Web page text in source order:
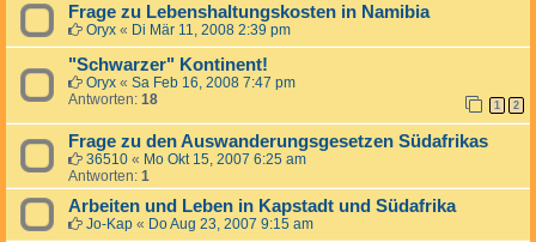
Frage zu Lebenshaltungskosten in Namibia
Oryx « Di Mär 11, 2008 2:39 pm
"Schwarzer" Kontinent!
Oryx « Sa Feb 16, 2008 7:47 pm
Antworten: 18 1 2
Frage zu den Auswanderungsgesetzen Südafrikas
36510 « Mo Okt 15, 2007 6:25 am
Antworten: 1
Arbeiten und Leben in Kapstadt und Südafrika
Jo-Kap « Do Aug 23, 2007 9:15 am